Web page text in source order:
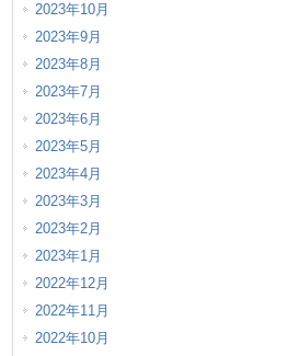
2023年10月
2023年9月
2023年8月
2023年7月
2023年6月
2023年5月
2023年4月
2023年3月
2023年2月
2023年1月
2022年12月
2022年11月
2022年10月